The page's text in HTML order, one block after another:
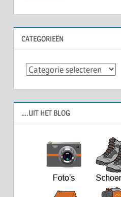
CATEGORIEËN
Categorieën
….UIT HET BLOG